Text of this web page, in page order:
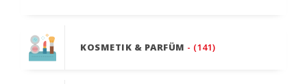
KOSMETIK & PARFÜM - (141)